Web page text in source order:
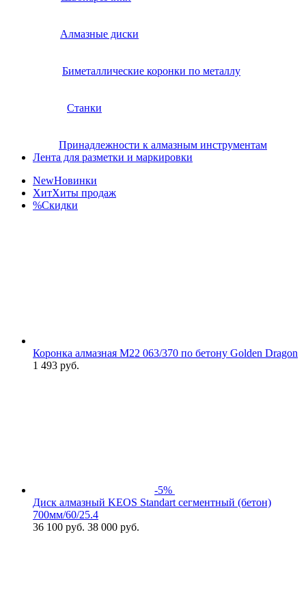
Алмазные диски
Биметаллические коронки по металлу
Станки
Принадлежности к алмазным инструментам
Лента для разметки и маркировки
NewНовинки
ХитХиты продаж
%Скидки
Коронка алмазная М22 063/370 по бетону Golden Dragon
1 493 руб.
-5%
Диск алмазный KEOS Standart сегментный (бетон)
700мм/60/25.4
36 100 руб. 38 000 руб.